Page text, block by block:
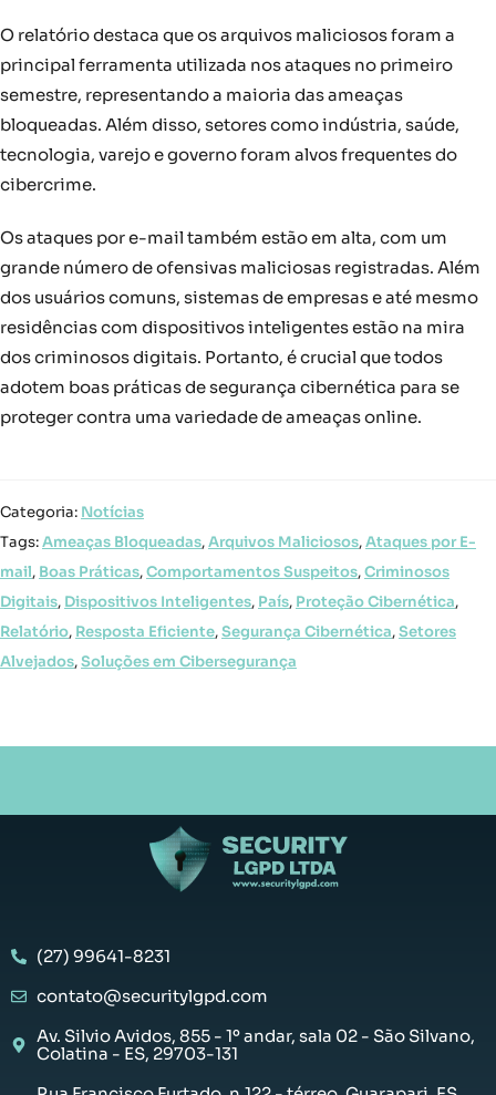
O relatório destaca que os arquivos maliciosos foram a
principal ferramenta utilizada nos ataques no primeiro
semestre, representando a maioria das ameaças
bloqueadas. Além disso, setores como indústria, saúde,
tecnologia, varejo e governo foram alvos frequentes do
cibercrime.
Os ataques por e-mail também estão em alta, com um
grande número de ofensivas maliciosas registradas. Além
dos usuários comuns, sistemas de empresas e até mesmo
residências com dispositivos inteligentes estão na mira
dos criminosos digitais. Portanto, é crucial que todos
adotem boas práticas de segurança cibernética para se
proteger contra uma variedade de ameaças online.
Categoria: Notícias
Tags:Ameaças Bloqueadas,Arquivos Maliciosos,Ataques por E-
mail, Boas Práticas,Comportamentos Suspeitos,Criminosos
Digitais, Dispositivos Inteligentes, País, Proteção Cibernética,
Relatório, Resposta Eficiente,Segurança Cibernética,Setores
Alvejados,Soluções em Cibersegurança
(27) 99641-8231
contato@securitylgpd.com
Av. Silvio Avidos, 855 - 1º andar, sala 02 - São Silvano,
Colatina - ES, 29703-131